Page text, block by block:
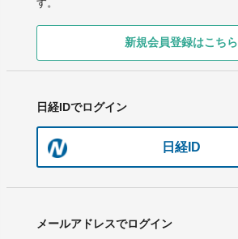
す。
新規会員登録はこちら
日経IDでログイン
日経ID
メールアドレスでログイン